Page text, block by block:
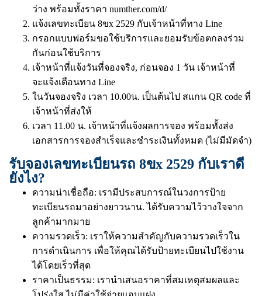
ว่าง พร้อมทั้งราคา numther.com/d/
แจ้งเลขทะเบียน 8ขx 2529 กับเจ้าหน้าที่ทาง Line
กรอกแบบฟอร์มขอใช้บริการและยอมรับข้อตกลงร่วม
กันก่อนใช้บริการ
เจ้าหน้าที่แจ้งวันที่จองจริง, ก่อนจอง 1 วัน เจ้าหน้าที่
จะแจ้งเตือนทาง Line
ในวันจองจริง เวลา 10.00น. เป็นต้นไป สแกน QR code ที่
เจ้าหน้าที่ส่งให้
เวลา 11.00 น. เจ้าหน้าที่แจ้งผลการจอง พร้อมทั้งส่ง
เอกสารการจองสำเร็จและชำระเงินทั้งหมด (ไม่มีมัดจำ)
รับจองเลขทะเบียนรถ 8ขx 2529 กับเราดี
ยังไง?
ความน่าเชื่อถือ: เรามีประสบการณ์ในวงการป้าย
ทะเบียนรถมาอย่างยาวนาน. ได้รับความไว้วางใจจาก
ลูกค้ามากมาย
ความรวดเร็ว: เราให้ความสำคัญกับความรวดเร็วใน
การดำเนินการ เพื่อให้คุณได้รับป้ายทะเบียนไปใช้งาน
ได้โดยเร็วที่สุด
ราคาเป็นธรรม: เรานำเสนอราคาที่สมเหตุสมผลและ